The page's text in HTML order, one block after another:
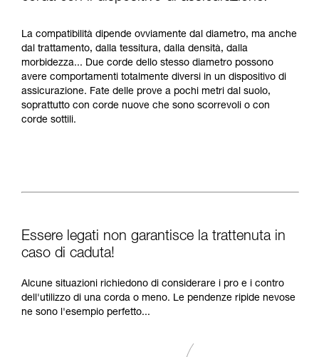
La compatibilità dipende ovviamente dal diametro, ma anche
dal trattamento, dalla tessitura, dalla densità, dalla
morbidezza... Due corde dello stesso diametro possono
avere comportamenti totalmente diversi in un dispositivo di
assicurazione. Fate delle prove a pochi metri dal suolo,
soprattutto con corde nuove che sono scorrevoli o con
corde sottili.
Essere legati non garantisce la trattenuta in
caso di caduta!
Alcune situazioni richiedono di considerare i pro e i contro
dell'utilizzo di una corda o meno. Le pendenze ripide nevose
ne sono l'esempio perfetto...